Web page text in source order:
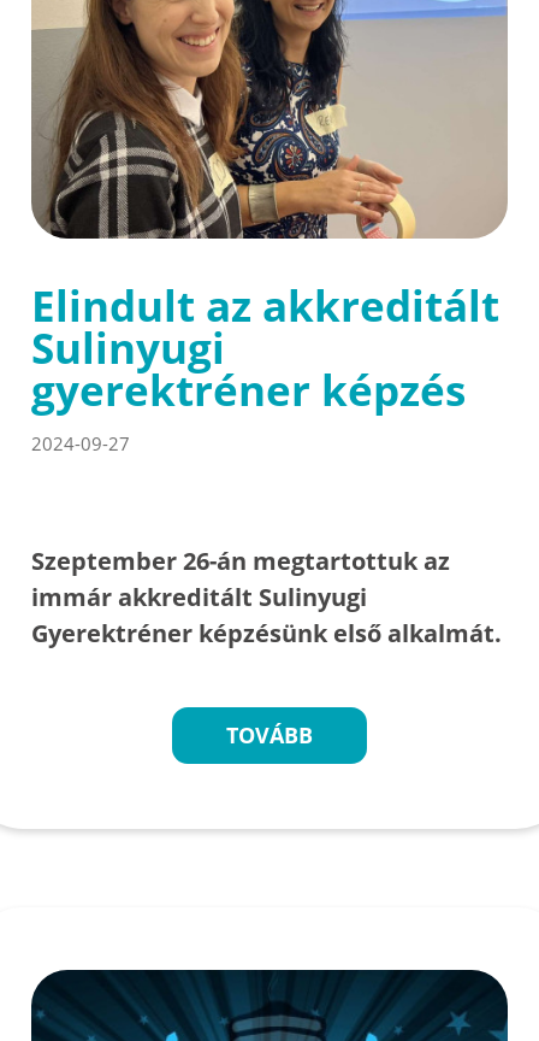
Elindult az akkreditált
Sulinyugi
gyerektréner képzés
2024-09-27
Szeptember 26-án megtartottuk az
immár akkreditált Sulinyugi
Gyerektréner képzésünk első alkalmát.
TOVÁBB